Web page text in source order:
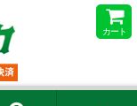
カート